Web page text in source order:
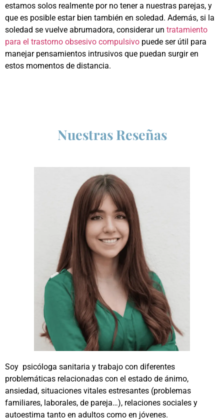
estamos solos realmente por no tener a nuestras parejas, y
que es posible estar bien también en soledad. Además, si la
soledad se vuelve abrumadora, considerar un tratamiento
para el trastorno obsesivo compulsivo puede ser útil para
manejar pensamientos intrusivos que puedan surgir en
estos momentos de distancia.
Nuestras Reseñas
Soy psicóloga sanitaria y trabajo con diferentes
problemáticas relacionadas con el estado de ánimo,
ansiedad, situaciones vitales estresantes (problemas
familiares, laborales, de pareja…), relaciones sociales y
autoestima tanto en adultos como en jóvenes.